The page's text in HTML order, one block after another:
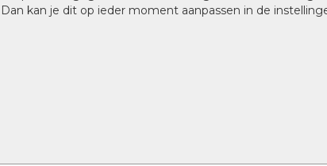
kan je dit op ieder moment aanpassen in de
Verschil betontegels en